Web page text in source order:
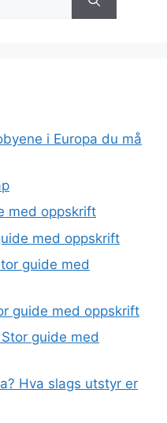
i Europa du må
med oppskrift
med oppskrift
guide med
guide med oppskrift
guide med
Hva slags utstyr er